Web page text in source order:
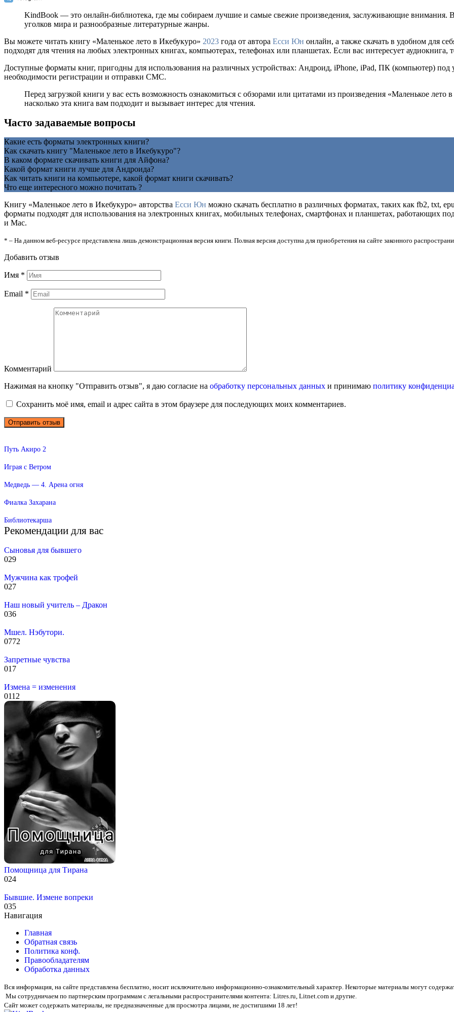
KindBook — это онлайн-библиотека, где мы собираем лучшие и самые свежие произведения, заслуживающие внимания.
уголков мира и разнообразные литературные жанры.
Вы можете читать книгу «Маленькое лето в Икебукуро» 2023 года от автора Есси Юн онлайн, а также скачать в удобном для
подходят для чтения на любых электронных книгах, компьютерах, телефонах или планшетах. Если вас интересует
Доступные форматы книг, пригодны для использования на различных устройствах: Андроид, iPhone, iPad, ПК (компьютер)
необходимости регистрации и отправки СМС.
Перед загрузкой книги у вас есть возможность ознакомиться с обзорами или цитатами из произведения «Маленькое лето
насколько эта книга вам подходит и вызывает интерес для чтения.
Часто задаваемые вопросы
Какие есть форматы электронных книги?
Как скачать книгу "Маленькое лето в Икебукуро"?
В каком формате скачивать книги для Айфона?
Какой формат книги лучше для Андроида?
Как читать книги на компьютере, какой формат книги скачивать?
Что еще интересного можно почитать ?
Книгу «Маленькое лето в Икебукуро» авторства Есси Юн можно скачать бесплатно в различных форматах, таких как fb2, txt,
форматы подходят для использования на электронных книгах, мобильных телефонах, смартфонах и планшетах, работающих
и Mac.
* – На данном веб-ресурсе представлена лишь демонстрационная версия книги. Полная версия доступна для приобретения на сайте законного
Добавить отзыв
Имя *
Email *
Комментарий
Нажимая на кнопку "Отправить отзыв", я даю согласие на обработку персональных данных и принимаю политику
Сохранить моё имя, email и адрес сайта в этом браузере для последующих моих комментариев.
Путь Акиро 2
Играя с Ветром
Медведь — 4. Арена огня
Фиалка Захарана
Библиотекарша
Рекомендации для вас
Сыновья для бывшего
029
Мужчина как трофей
027
Наш новый учитель – Дракон
036
Мшел. Нэбутори.
0772
Запретные чувства
017
Измена = изменения
0112
Помощница для Тирана
024
Бывшие. Измене вопреки
035
Навигация
Главная
Обратная связь
Политика конф.
Правообладателям
Обработка данных
Вся информация, на сайте представлена бесплатно, носит исключительно информационно-ознакомительный характер. Некоторые материалы могут
Мы сотрудничаем по партнерским программам с легальными распространителями контента: Litres.ru, Litnet.com и другие.
Сайт может содержать материалы, не предназначенные для просмотра лицами, не достигшими 18 лет!